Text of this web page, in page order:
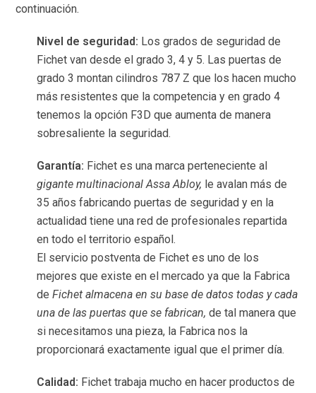
continuación.
Nivel de seguridad: Los grados de seguridad de
Fichet van desde el grado 3, 4 y 5. Las puertas de
grado 3 montan cilindros 787 Z que los hacen mucho
más resistentes que la competencia y en grado 4
tenemos la opción F3D que aumenta de manera
sobresaliente la seguridad.
Garantía: Fichet es una marca perteneciente al
gigante multinacional Assa Abloy, le avalan más de
35 años fabricando puertas de seguridad y en la
actualidad tiene una red de profesionales repartida
en todo el territorio español.
El servicio postventa de Fichet es uno de los
mejores que existe en el mercado ya que la Fabrica
deFichet almacena en su base de datos todas y cada
una de las puertas que se fabrican, de tal manera que
si necesitamos una pieza, la Fabrica nos la
proporcionará exactamente igual que el primer día.
Calidad: Fichet trabaja mucho en hacer productos de